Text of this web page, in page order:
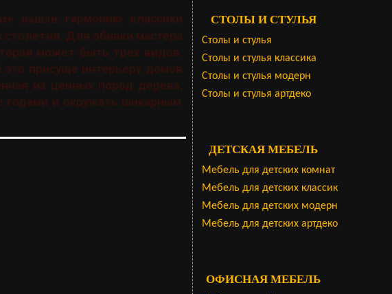
нашли гармонию классики
столетия. Для обивки мастера
может быть трех видов.
это присуще интерьеру домов
из ценных пород дерева,
и окружать шикарным
СТОЛЫ И СТУЛЬЯ
Столы и стулья
Столы и стулья классика
Столы и стулья модерн
Столы и стулья артдеко
ДЕТСКАЯ МЕБЕЛЬ
Мебель для детских комнат
Мебель для детских классик
Мебель для детских модерн
Мебель для детских артдеко
ОФИСНАЯ МЕБЕЛЬ